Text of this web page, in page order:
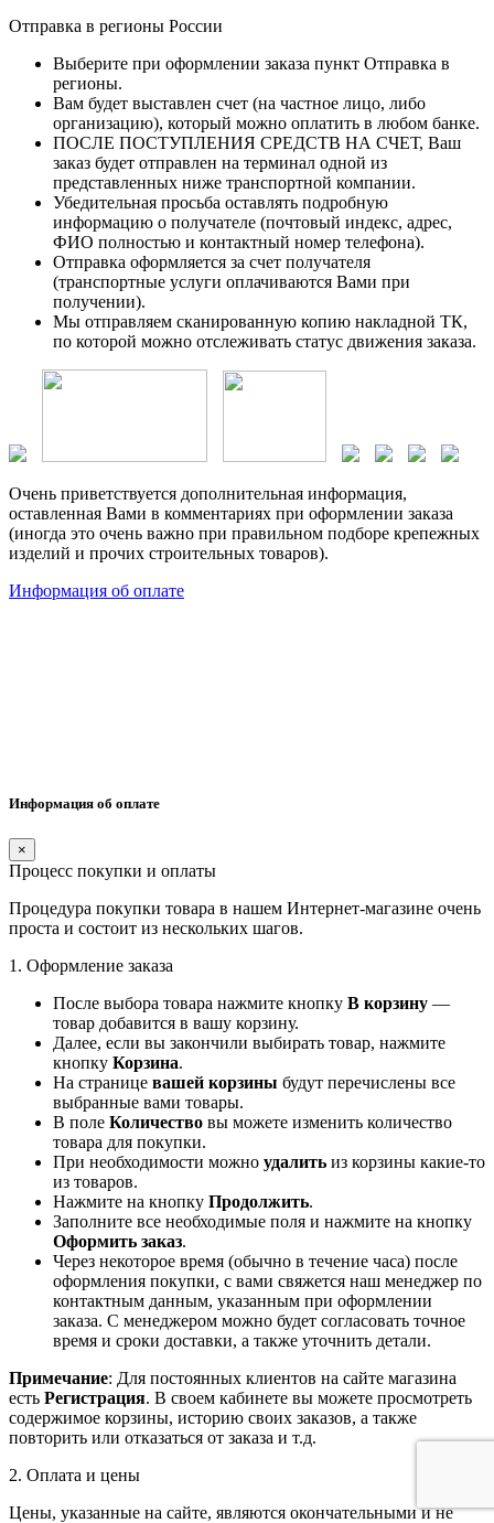
Отправка в регионы России
Выберите при оформлении заказа пункт Отправка в
регионы.
Вам будет выставлен счет (на частное лицо, либо
организацию), который можно оплатить в любом банке.
ПОСЛЕ ПОСТУПЛЕНИЯ СРЕДСТВ НА СЧЕТ, Ваш
заказ будет отправлен на терминал одной из
представленных ниже транспортной компании.
Убедительная просьба оставлять подробную
информацию о получателе (почтовый индекс, адрес,
ФИО полностью и контактный номер телефона).
Отправка оформляется за счет получателя
(транспортные услуги оплачиваются Вами при
получении).
Мы отправляем сканированную копию накладной ТК,
по которой можно отслеживать статус движения заказа.
Очень приветствуется дополнительная информация,
оставленная Вами в комментариях при оформлении заказа
(иногда это очень важно при правильном подборе крепежных
изделий и прочих строительных товаров).
Информация об оплате
Информация об оплате
×
Процесс покупки и оплаты
Процедура покупки товара в нашем Интернет-магазине очень
проста и состоит из нескольких шагов.
1. Оформление заказа
После выбора товара нажмите кнопку В корзину —
товар добавится в вашу корзину.
Далее, если вы закончили выбирать товар, нажмите
кнопку Корзина.
На странице вашей корзины будут перечислены все
выбранные вами товары.
В поле Количество вы можете изменить количество
товара для покупки.
При необходимости можно удалить из корзины какие-то
из товаров.
Нажмите на кнопку Продолжить.
Заполните все необходимые поля и нажмите на кнопку
Оформить заказ.
Через некоторое время (обычно в течение часа) после
оформления покупки, с вами свяжется наш менеджер по
контактным данным, указанным при оформлении
заказа. С менеджером можно будет согласовать точное
время и сроки доставки, а также уточнить детали.
Примечание: Для постоянных клиентов на сайте магазина
есть Регистрация. В своем кабинете вы можете просмотреть
содержимое корзины, историю своих заказов, а также
повторить или отказаться от заказа и т.д.
2. Оплата и цены
Цены, указанные на сайте, являются окончательными и не